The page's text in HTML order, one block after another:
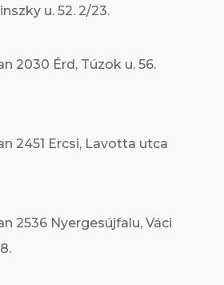
u. 52. 2/23.
2030 Érd, Túzok u. 56.
2451 Ercsi, Lavotta utca
2536 Nyergesújfalu, Váci